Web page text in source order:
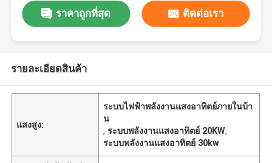
ราคาถูกที่สุด ติดต่อเรา
รายละเอียดสินค้า
แสงสูง:
ระบบไฟฟ้าพลังงานแสงอาทิตย์ภายในบ้า
น
,ระบบพลังงานแสงอาทิตย์ 20KW,
ระบบพลังงานแสงอาทิตย์ 30kw